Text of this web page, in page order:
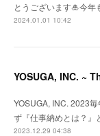
とうございます🎍今
2024.01.01 10:42
YOSUGA, INC. ~
YOSUGA, INC. 2023
ず『仕事納めとは？
2023.12.29 04:38